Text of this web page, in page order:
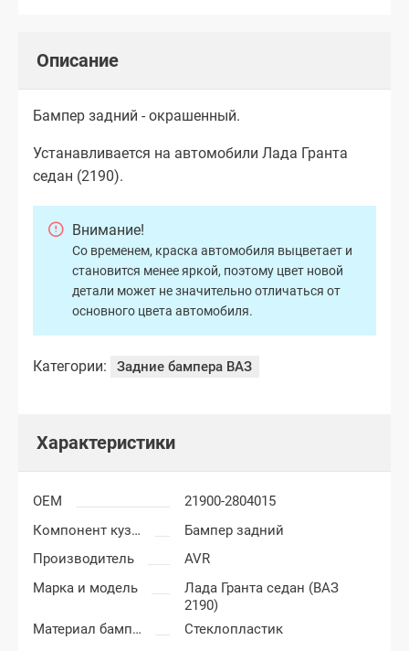
Описание
Бампер задний - окрашенный.
Устанавливается на автомобили Лада Гранта
седан (2190).
Внимание!
Со временем, краска автомобиля выцветает и
становится менее яркой, поэтому цвет новой
детали может не значительно отличаться от
основного цвета автомобиля.
Категории: Задние бампера ВАЗ
Характеристики
OEM
21900-2804015
Компонент кузова
Бампер задний
Производитель
AVR
Марка и модель
Лада Гранта седан (ВАЗ
2190)
Материал бампера
Стеклопластик